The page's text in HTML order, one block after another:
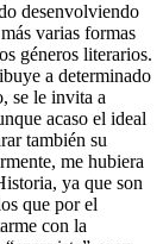
desenvolviendo
varias formas
géneros literarios.
a determinado
se le invita a
acaso el ideal
también su
me hubiera
ya que son
que por el
con la